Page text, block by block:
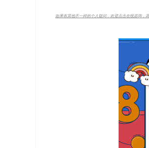
如果有其他不一样的个人疑问，欢迎点击在线咨询，